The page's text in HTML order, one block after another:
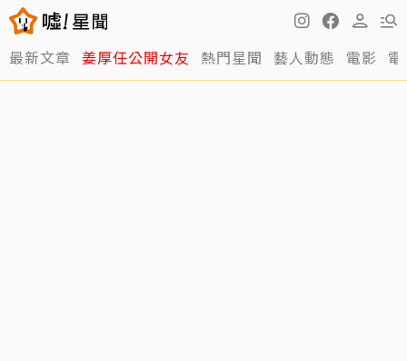
最新文章 姜厚任公開女友 熱門星聞 藝人動態 電影